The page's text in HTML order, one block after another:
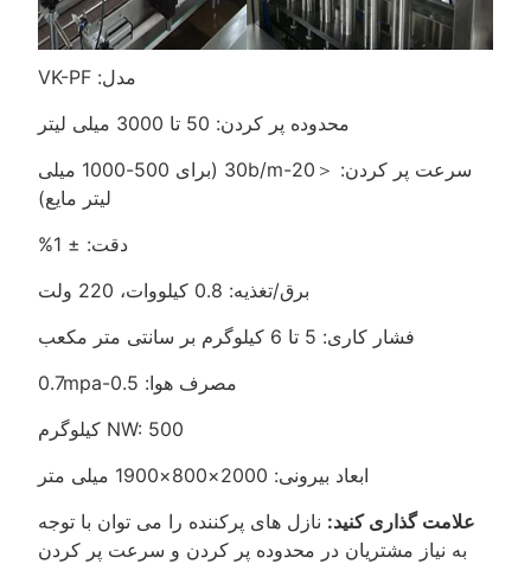
مدل: VK-PF
محدوده پر کردن: 50 تا 3000 میلی لیتر
سرعت پر کردن: ＜20-30b/m (برای 500-1000 میلی
لیتر مایع)
دقت: ± 1%
برق/تغذیه: 0.8 کیلووات، 220 ولت
فشار کاری: 5 تا 6 کیلوگرم بر سانتی متر مکعب
مصرف هوا: 0.5-0.7mpa
NW: 500 کیلوگرم
ابعاد بیرونی: 2000×800×1900 میلی متر
علامت گذاری کنید: نازل های پرکننده را می توان با توجه
به نیاز مشتریان در محدوده پر کردن و سرعت پر کردن